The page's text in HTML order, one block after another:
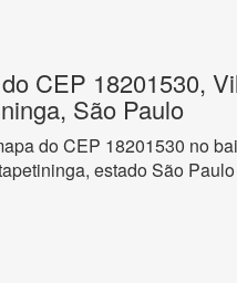
CEP 18201530,
São Paulo
do CEP 18201530 no
estado São